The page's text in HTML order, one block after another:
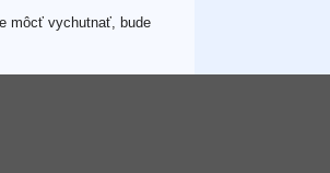
môcť vychutnať, bude